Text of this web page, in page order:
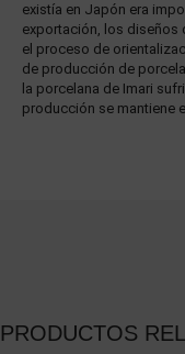
existía en Japón era
exportación, los diseños
el proceso de
de producción de
la porcelana de Imari
producción se mantiene
PRODUCTOS